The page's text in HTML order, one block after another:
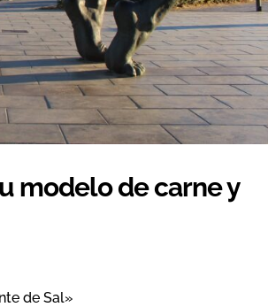
modelo de carne y
de Sal»